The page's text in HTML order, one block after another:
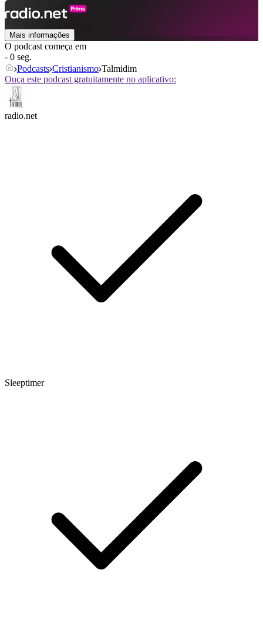
Mais informações
O podcast começa em
- 0 seg.
Podcasts Cristianismo Talmidim
Ouça este podcast gratuitamente no aplicativo:
radio.net
Sleeptimer